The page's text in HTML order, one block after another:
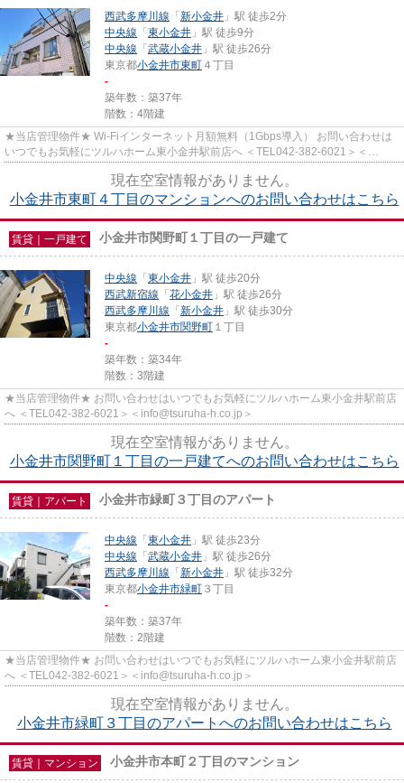
西武多摩川線 「 新小金井 」駅 徒歩2分
中央線 「 東小金井 」駅 徒歩9分
中央線 「 武蔵小金井 」駅 徒歩26分
東京都小金井市東町 ４丁目
-
築年数：築37年
階数：4階建
★当店管理物件★ Wi-Fiインターネット月額無料（1Gbps導入） お問い合わせは
いつでもお気軽にツルハホーム東小金井駅前店へ ＜TEL042-382-6021＞＜
現在空室情報がありません。
小金井市東町４丁目のマンションへのお問い合わせはこちら
賃貸｜一戸建て 小金井市関野町１丁目の一戸建て
中央線 「 東小金井 」駅 徒歩20分
西武新宿線 「 花小金井 」駅 徒歩26分
西武多摩川線 「 新小金井 」駅 徒歩30分
東京都小金井市関野町 １丁目
-
築年数：築34年
階数：3階建
★当店管理物件★ お問い合わせはいつでもお気軽にツルハホーム東小金井駅前店
へ ＜TEL042-382-6021＞＜info@tsuruha-h.co.jp＞
現在空室情報がありません。
小金井市関野町１丁目の一戸建てへのお問い合わせはこちら
賃貸｜アパート 小金井市緑町３丁目のアパート
中央線 「 東小金井 」駅 徒歩23分
中央線 「 武蔵小金井 」駅 徒歩26分
西武多摩川線 「 新小金井 」駅 徒歩32分
東京都小金井市緑町 ３丁目
-
築年数：築37年
階数：2階建
★当店管理物件★ お問い合わせはいつでもお気軽にツルハホーム東小金井駅前店
へ ＜TEL042-382-6021＞＜info@tsuruha-h.co.jp＞
現在空室情報がありません。
小金井市緑町３丁目のアパートへのお問い合わせはこちら
賃貸｜マンション 小金井市本町２丁目のマンション